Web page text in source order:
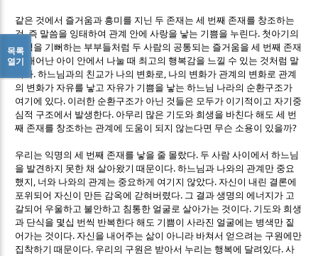
같은 것에서 즐거움과 흥미를 지닌 두 존재는 세 번째 존재를 창조하는
것,즉 말씀을 잉태하여 관계 안에 사랑을 낳는 기쁨을 누린다. 첫아기의
탄생을 기뻐하는 부부들처럼 두 사람의 공통되는 즐거움을 세 번째 존재
로 태어난 아이 안에서 나눌 때 최고의 행복감을 느낄 수 있는 것처럼 말
이다.하느님과의 친교가 나의 변화로 , 나의 변화가 관계의 변화로 관계
의 변화가 자유를 낳고 자유가 기쁨을 낳는 하느님 나라의 순환구조가
여기에 있다. 이러한 순환구조가 아닌 것들은 모두가 이기적이고 자기중
심적 구조에서 발생한다. 아무리 많은 기도와 희생을 바친다 해도 세 번
째 존재를 창조하는 관계에 도움이 되지 않는다면 무슨 소용이 있을까?
우리는 익명의 세 번째 존재를 낳을 줄 몰랐다. 두 사람 사이에서 하느님
을 발견하지 못한 채 살아왔기 때문이다.하느님과 나와의 관계만 중요
했지 , 너와 나와의 관계는 중요하게 여기지 않았다.자신이 내린 결론에
포위되어 자신이 만든 감옥에 갇혀버렸다. 그 결과 생명의 에너지가 고
갈되어 우울하고 불안하고 침통한 얼굴로 살아가는 것이다. 기도와 희생
과 단식을 몇십 번씩 반복한다 해도 기쁨이 사라진 얼굴에는 병색만 짙
어가는 것이다.자신을 내어주는 삶이 아니라 바쳐서 얻으려는 구원에만
집착하기 때문이다. 우리의 구원은 받아서 누리는 행복에 달려있다.사
목록
열기